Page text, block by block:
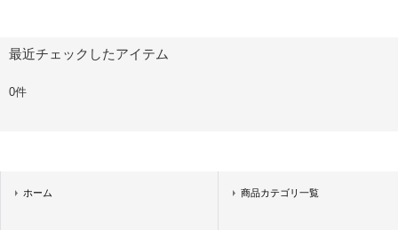
最近チェックしたアイテム
0件
ホーム 商品カテゴリ一覧